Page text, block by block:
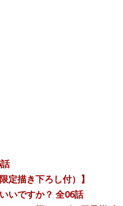
定描き下ろし付）】
いですか？ 全06話